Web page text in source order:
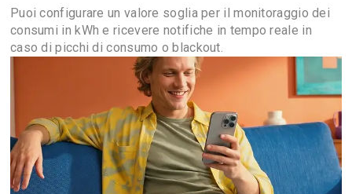
Puoi configurare un valore soglia per il monitoraggio dei
consumi in kWh e ricevere notifiche in tempo reale in
caso di picchi di consumo o blackout.